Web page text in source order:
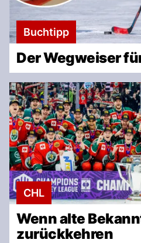
Buchtipp
Der Wegweiser
CHL
Wenn alte
zurückkehren